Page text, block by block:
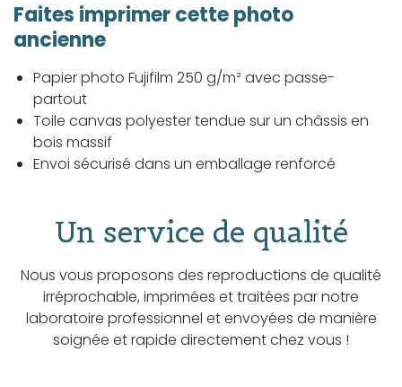
Faites imprimer cette photo
ancienne
Papier photo Fujifilm 250 g/m² avec passe-
partout
Toile canvas polyester tendue sur un châssis en
bois massif
Envoi sécurisé dans un emballage renforcé
Un service de qualité
Nous vous proposons des reproductions de qualité
irréprochable, imprimées et traitées par notre
laboratoire professionnel et envoyées de manière
soignée et rapide directement chez vous !